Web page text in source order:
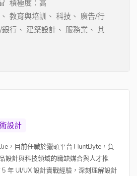
積極度：高
教育與培訓、 科技、 廣告/行
行、 建築設計、 服務業、 其
設計
，目前任職於獵頭平台 HuntByte，負
設計與科技領域的職缺媒合與人才推
年 UI/UX 設計實戰經驗，深刻理解設計